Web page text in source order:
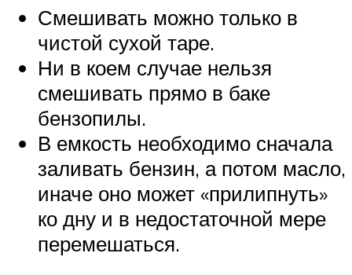
Смешивать можно только в
чистой сухой таре.
Ни в коем случае нельзя
смешивать прямо в баке
бензопилы.
В емкость необходимо сначала
заливать бензин, а потом масло,
иначе оно может «прилипнуть»
ко дну и в недостаточной мере
перемешаться.